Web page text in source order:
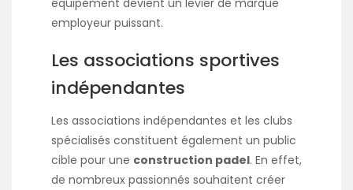
employeur puissant.
Les associations sportives
indépendantes
Les associations indépendantes et les clubs
spécialisés constituent également un public
cible pour une construction padel. En effet,
de nombreux passionnés souhaitent créer